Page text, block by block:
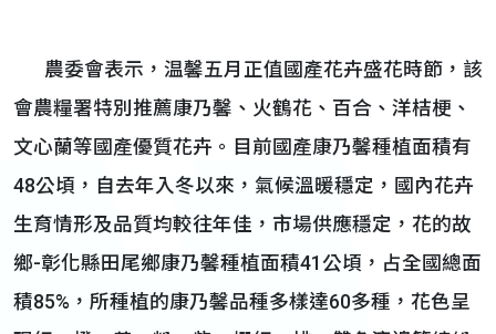
農委會表示，温馨五月正值國產花卉盛花時節，該
會農糧署特別推薦康乃馨、火鶴花、百合、洋桔梗、
文心蘭等國產優質花卉。目前國產康乃馨種植面積有
48公頃，自去年入冬以來，氣候溫暖穩定，國內花卉
生育情形及品質均較往年佳，市場供應穩定，花的故
鄉-彰化縣田尾鄉康乃馨種植面積41公頃，占全國總面
積85%，所種植的康乃馨品種多樣達60多種，花色呈